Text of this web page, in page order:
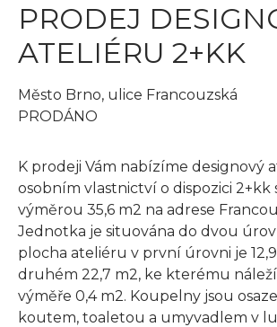
PRODEJ
ATELIÉRU 2+KK
Město Brno, ulice Francouzská
PRODÁNO
K prodeji Vám nabízíme designový
osobním vlastnictví o dispozici 2+kk
výměrou 35,6 m2 na adrese
Jednotka je situována do dvou
plocha ateliéru v první úrovni je
druhém 22,7 m2, ke kterému
výměře 0,4 m2. Koupelny jsou
koutem, toaletou a umyvadlem v